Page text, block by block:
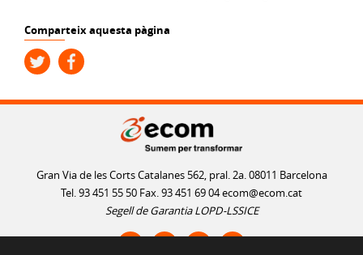
Comparteix aquesta pàgina
Gran Via de les Corts Catalanes 562, pral. 2a. 08011 Barcelona
Tel. 93 451 55 50 Fax. 93 451 69 04ecom@ecom.cat
Segell de Garantia LOPD-LSSICE